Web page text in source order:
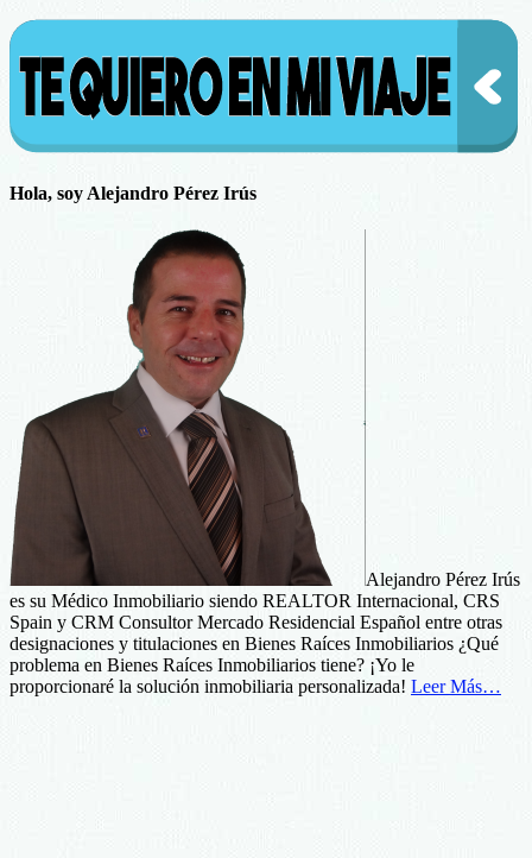
Hola, soy Alejandro Pérez Irús
Alejandro Pérez Irús
es su Médico Inmobiliario siendo REALTOR Internacional, CRS
Spain y CRM Consultor Mercado Residencial Español entre otras
designaciones y titulaciones en Bienes Raíces Inmobiliarios ¿Qué
problema en Bienes Raíces Inmobiliarios tiene? ¡Yo le
proporcionaré la solución inmobiliaria personalizada! Leer Más…